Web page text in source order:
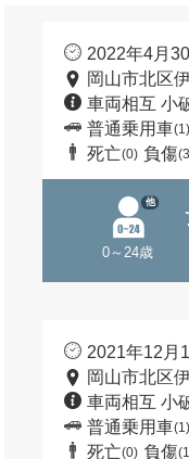
2022年4月
岡山市北区
車両相互 小
普通乗用車(1)
死亡(0) 負傷
0～24歳
他
2021年12月
岡山市北区
車両相互 小
普通乗用車(1)
死亡(0) 負傷